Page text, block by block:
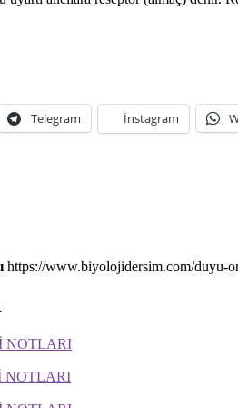
Telegram İnstagram
https://www.biyolojidersim.com/duyu-
NOTLARI
NOTLARI